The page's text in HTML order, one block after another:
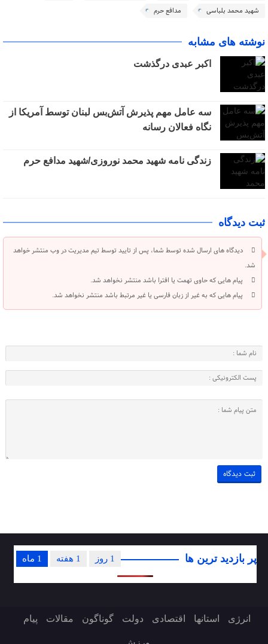
شهید محمد بلباسی
مدافع حرم
نوشته های مشابه
اکبر عبدی درگذشت
سه عامل مهم پذیرش آتش‌بس لبنان توسط آمریکا از
نگاه فعالان رسانه
زندگی نامه شهید محمد نوروزی/شهید مدافع حرم
ثبت دیدگاه
دیدگاه های ارسال شده توسط شما، پس از تایید توسط تیم مدیریت در وب منتشر خواهد
شد.
پیام هایی که حاوی تهمت یا افترا باشد منتشر نخواهد شد.
پیام هایی که به غیر از زبان فارسی یا غیر مرتبط باشد منتشر نخواهد شد.
پر بازدید ترین ها 1 ماه 1 هفته 1 روز
انرژی استانها اقتصادی دولت گوناگون مقالات پیام